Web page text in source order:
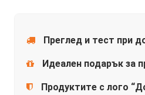
Преглед и тест при
Идеален подарък за
Продуктите с лого